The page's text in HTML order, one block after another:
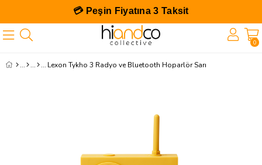
💳 Peşin Fiyatına 3 Taksit
0
Lexon Tykho 3 Radyo ve Bluetooth Hoparlör Sarı